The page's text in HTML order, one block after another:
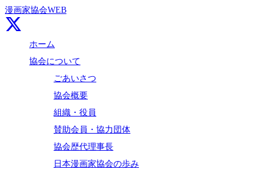
漫画家協会WEB
ホーム
協会について
ごあいさつ
協会概要
組織・役員
賛助会員・協力団体
協会歴代理事長
日本漫画家協会の歩み